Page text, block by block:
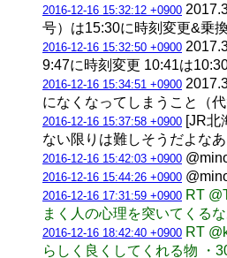
2016-12-16 15:32:12 +0900
号）は15:30に時刻変更&乗
2016-12-16 15:32:50 +0900
9:47に時刻変更 10:41は
2016-12-16 15:34:51 +0900
になくなってしまうこと（
2016-12-16 15:37:58 +0900 [JR北
ない限りは難しそうだよな
2016-12-16 15:42:03 +0900
2016-12-16 15:44:26 +0900
2016-12-16 17:31:59 +0900 RT
まく人の心理を突いてくる
2016-12-16 18:42:40 +0900 RT
らしく良くしてくれる物 ・